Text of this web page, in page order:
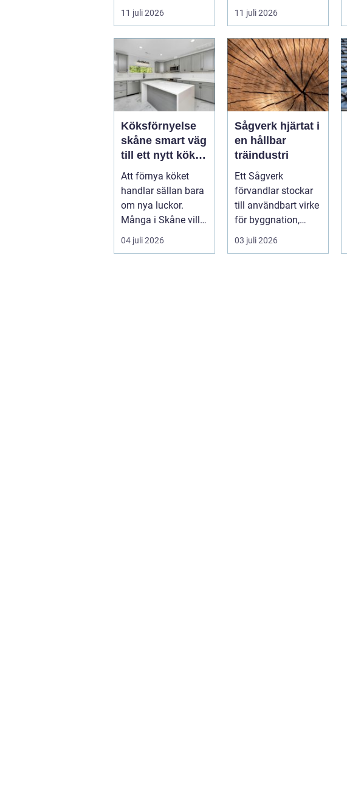
11 juli 2026
handlar inte bara
om att skapa en...
11 juli 2026
Köksförnyelse
skåne smart väg
till ett nytt kök
utan
helrenovering
Att förnya köket
handlar sällan bara
om nya luckor.
Många i Skåne vill
ha ett kök som
fungerar bättr...
04 juli 2026
Sågverk hjärtat i
en hållbar
träindustri
Ett Sågverk
förvandlar stockar
till användbart virke
för byggnation,
snickeri och
inredning. Här möt...
03 juli 2026